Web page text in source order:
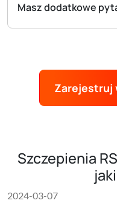
Masz dodatkowe
Zarejestruj
Szczepienia
2024-03-07